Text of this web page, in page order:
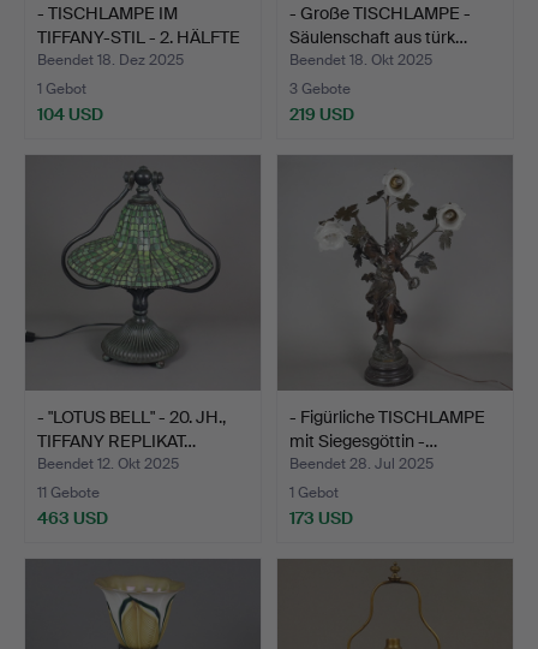
- TISCHLAMPE IM
TIFFANY-STIL - 2. HÄLFTE
2…
Beendet 18. Dez 2025
1 Gebot
104 USD
- Große TISCHLAMPE -
Säulenschaft aus türk…
Beendet 18. Okt 2025
3 Gebote
219 USD
- "LOTUS BELL" - 20. JH.,
TIFFANY REPLIKAT…
Beendet 12. Okt 2025
11 Gebote
463 USD
- Figürliche TISCHLAMPE
mit Siegesgöttin -…
Beendet 28. Jul 2025
1 Gebot
173 USD